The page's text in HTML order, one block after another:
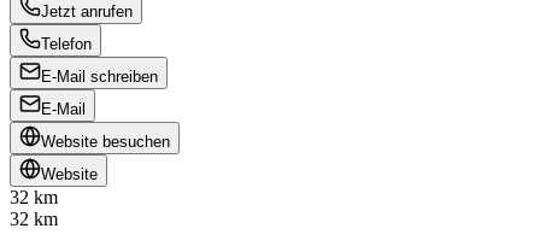
Jetzt anrufen
Telefon
E-Mail schreiben
E-Mail
Website besuchen
Website
32 km
32 km